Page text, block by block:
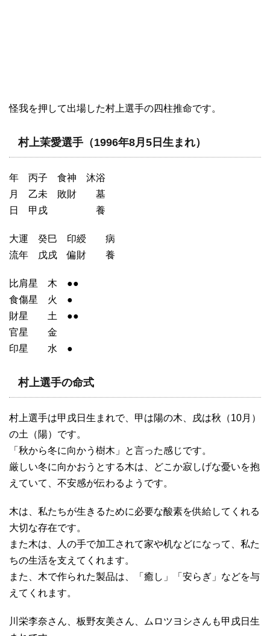
怪我を押して出場した村上選手の四柱推命です。
村上茉愛選手（1996年8月5日生まれ）
年 丙子 食神 沐浴
月 乙未 敗財 墓
日 甲戌 養
大運 癸巳 印綬 病
流年 戊戌 偏財 養
比肩星 木 ●●
食傷星 火 ●
財星 土 ●●
官星 金
印星 水 ●
村上選手の命式
村上選手は甲戌日生まれで、甲は陽の木、戌は秋（10月）
の土（陽）です。
「秋から冬に向かう樹木」と言った感じです。
厳しい冬に向かおうとする木は、どこか寂しげな憂いを抱
えていて、不安感が伝わるようです。
木は、私たちが生きるために必要な酸素を供給してくれる
大切な存在です。
また木は、人の手で加工されて家や机などになって、私た
ちの生活を支えてくれます。
また、木で作られた製品は、「癒し」「安らぎ」などを与
えてくれます。
川栄李奈さん、板野友美さん、ムロツヨシさんも甲戌日生